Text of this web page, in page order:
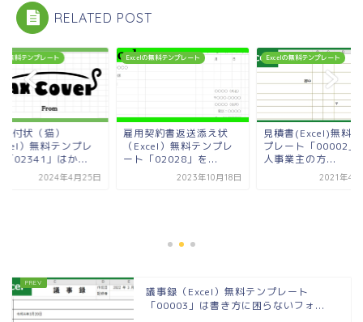
RELATED POST
無料テンプレート
付状（猫）
）無料テンプレ
「02341」はか...
2024年4月25日
Excelの無料テンプレート
雇用契約書返送添え状
（Excel）無料テンプレ
ート「02028」を...
2023年10月18日
Excelの無料テンプレート
見積書(Excel)無料
プレート「00002」
人事業主の方...
2021年4
議事録（Excel）無料テンプレート
「00003」は書き方に困らないフォ...